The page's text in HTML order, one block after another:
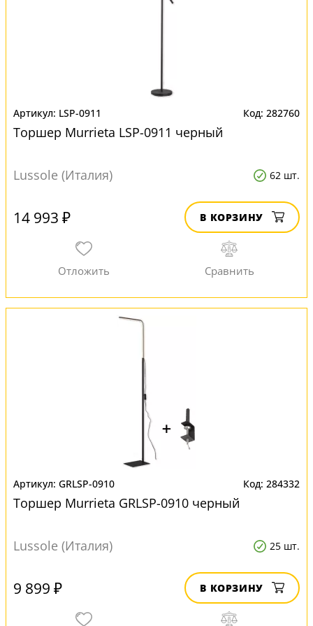
LSP-0911 282760
Торшер Murrieta LSP-0911 черный
Lussole (Италия) 62 шт.
14 993 ₽ В КОРЗИНУ
GRLSP-0910 284332
Торшер Murrieta GRLSP-0910 черный
Lussole (Италия) 25 шт.
9 899 ₽ В КОРЗИНУ